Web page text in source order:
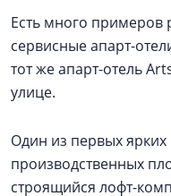
Есть много примеров
сервисные апарт-
тот же апарт-отель
улице.
Один из первых
производственных
строящийся лофт-